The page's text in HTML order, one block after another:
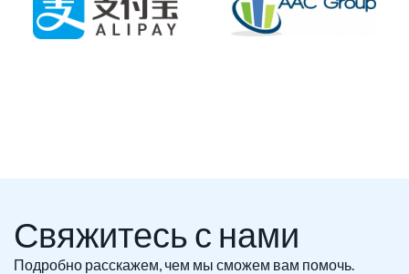
Свяжитесь с нами
Подробно расскажем, чем мы сможем вам помочь.